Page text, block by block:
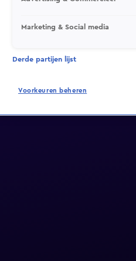
Marketing & Social media
Derde partijen lijst
Voorkeuren beheren